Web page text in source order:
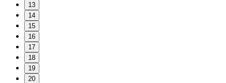
13
14
15
16
17
18
19
20